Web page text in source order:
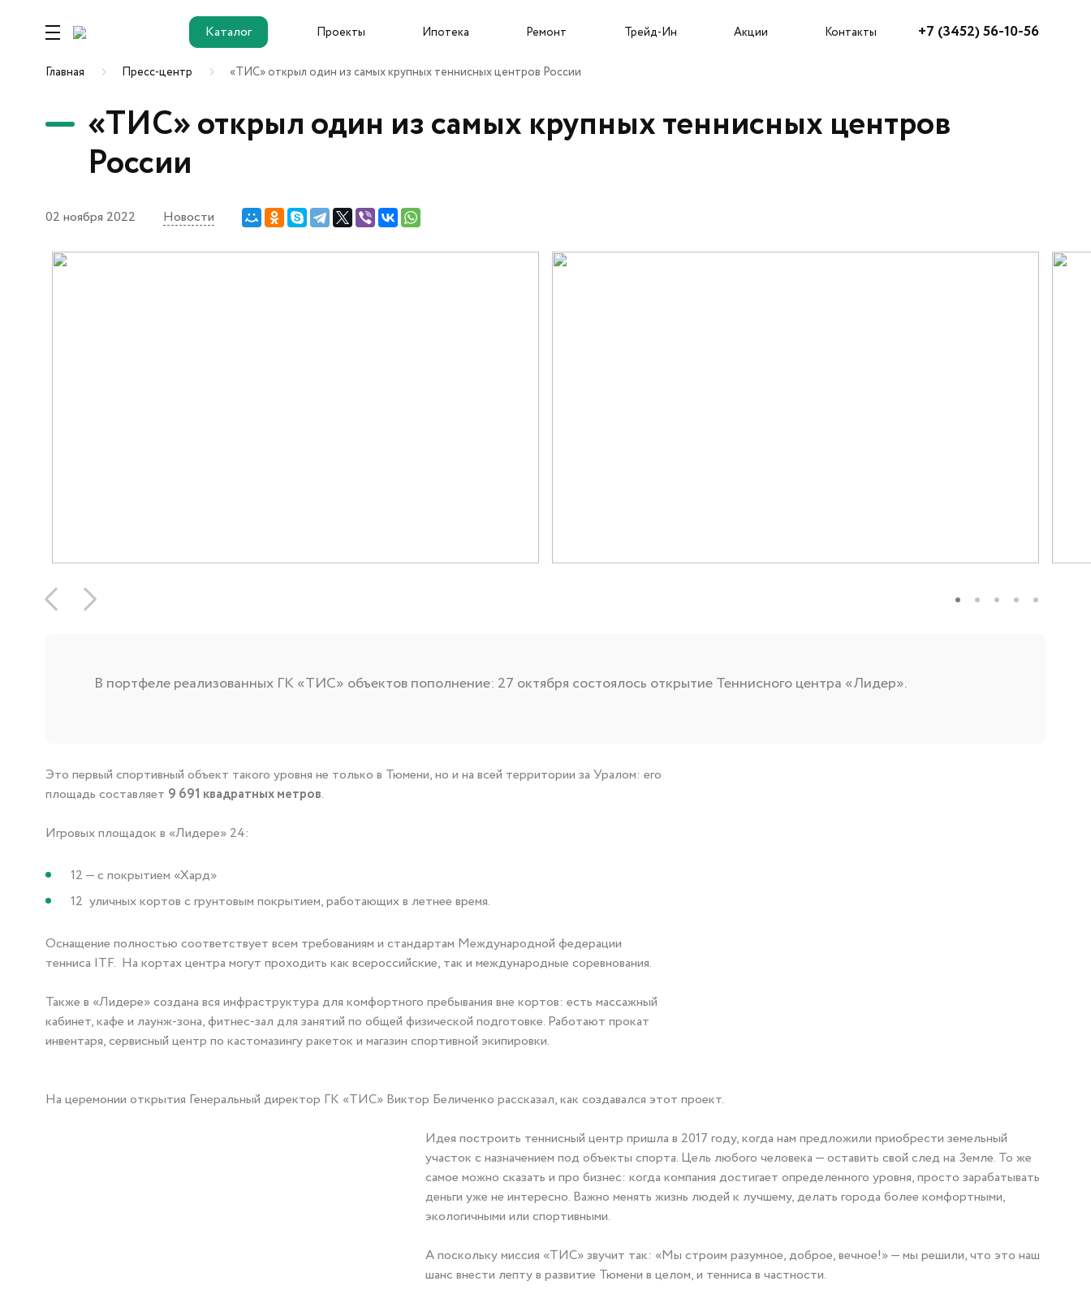
Каталог Проекты Ипотека Ремонт Трейд-Ин Акции Контакты +7 (3452) 56-10-56
Каталог Собственникам и новоселам Агентам
Ремонт от
застройщика
Трейд-Ин
Новостройки О застройщике
Главная Пресс-центр «ТИС» открыл один из самых крупных теннисных центров России
«ТИС» открыл один из самых крупных теннисных центров
России
02 ноября 2022 Новости
В портфеле реализованных ГК «ТИС» объектов пополнение: 27 октября состоялось открытие Теннисного центра «Лидер».
Это первый спортивный объект такого уровня не только в Тюмени, но и на всей территории за Уралом: его
площадь составляет 9 691 квадратных метров.
Игровых площадок в «Лидере» 24:
12 — с покрытием «Хард»
12 уличных кортов с грунтовым покрытием, работающих в летнее время.
Оснащение полностью соответствует всем требованиям и стандартам Международной федерации
тенниса ITF. На кортах центра могут проходить как всероссийские, так и международные соревнования.
Также в «Лидере» создана вся инфраструктура для комфортного пребывания вне кортов: есть массажный
кабинет, кафе и лаунж-зона, фитнес-зал для занятий по общей физической подготовке. Работают прокат
инвентаря, сервисный центр по кастомазингу ракеток и магазин спортивной экипировки.
На церемонии открытия Генеральный директор ГК «ТИС» Виктор Беличенко рассказал, как создавался этот проект.
Идея построить теннисный центр пришла в 2017 году, когда нам предложили приобрести земельный
участок с назначением под объекты спорта. Цель любого человека — оставить свой след на Земле. То же
самое можно сказать и про бизнес: когда компания достигает определенного уровня, просто зарабатывать
деньги уже не интересно. Важно менять жизнь людей к лучшему, делать города более комфортными,
экологичными или спортивными.
А поскольку миссия «ТИС» звучит так: «Мы строим разумное, доброе, вечное!» — мы решили, что это наш
шанс внести лепту в развитие Тюмени в целом, и тенниса в частности.